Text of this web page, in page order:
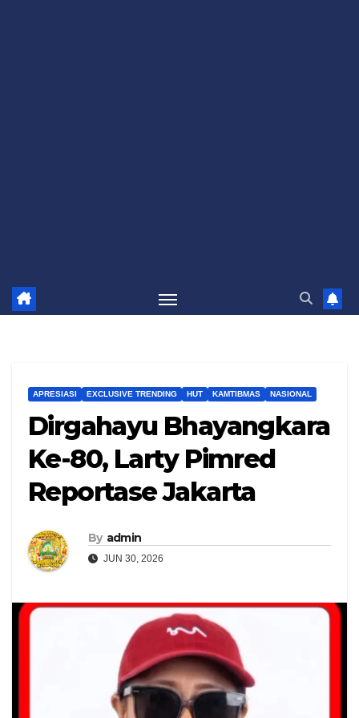
APRESIASI EXCLUSIVE TRENDING HUT KAMTIBMAS NASIONAL
Dirgahayu Bhayangkara
Ke-80, Larty Pimred
Reportase Jakarta
By admin
JUN 30, 2026